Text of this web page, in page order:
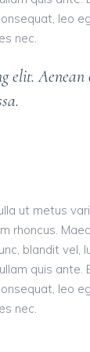
leo
nec.
elit. Aenean
ut metus
rhoncus.
blandit vel,
quis
leo
nec.